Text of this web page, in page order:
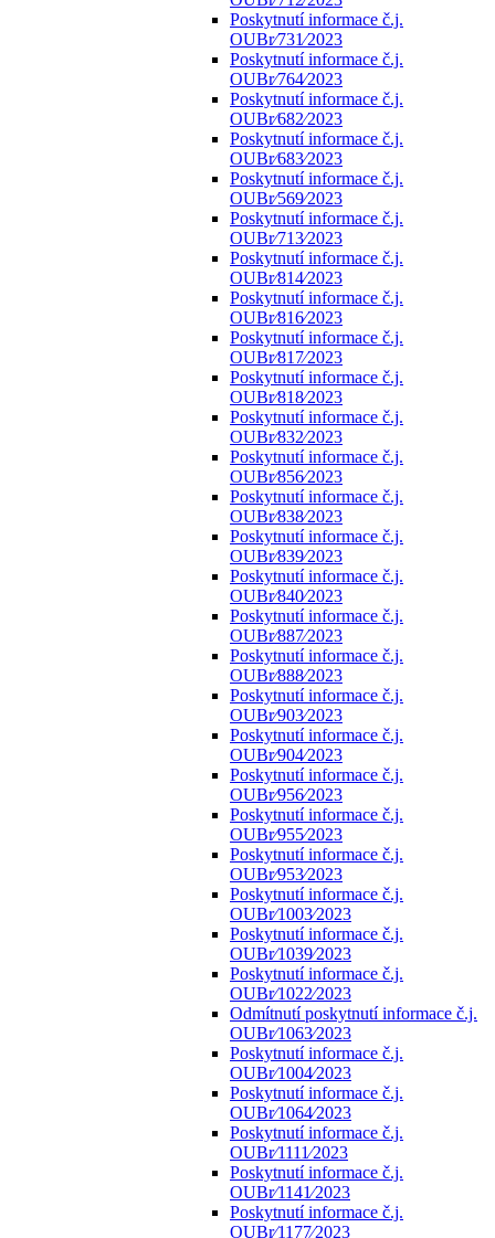
Poskytnutí informace č.j.
OUBr⁄731⁄2023
Poskytnutí informace č.j.
OUBr⁄764⁄2023
Poskytnutí informace č.j.
OUBr⁄682⁄2023
Poskytnutí informace č.j.
OUBr⁄683⁄2023
Poskytnutí informace č.j.
OUBr⁄569⁄2023
Poskytnutí informace č.j.
OUBr⁄713⁄2023
Poskytnutí informace č.j.
OUBr⁄814⁄2023
Poskytnutí informace č.j.
OUBr⁄816⁄2023
Poskytnutí informace č.j.
OUBr⁄817⁄2023
Poskytnutí informace č.j.
OUBr⁄818⁄2023
Poskytnutí informace č.j.
OUBr⁄832⁄2023
Poskytnutí informace č.j.
OUBr⁄856⁄2023
Poskytnutí informace č.j.
OUBr⁄838⁄2023
Poskytnutí informace č.j.
OUBr⁄839⁄2023
Poskytnutí informace č.j.
OUBr⁄840⁄2023
Poskytnutí informace č.j.
OUBr⁄887⁄2023
Poskytnutí informace č.j.
OUBr⁄888⁄2023
Poskytnutí informace č.j.
OUBr⁄903⁄2023
Poskytnutí informace č.j.
OUBr⁄904⁄2023
Poskytnutí informace č.j.
OUBr⁄956⁄2023
Poskytnutí informace č.j.
OUBr⁄955⁄2023
Poskytnutí informace č.j.
OUBr⁄953⁄2023
Poskytnutí informace č.j.
OUBr⁄1003⁄2023
Poskytnutí informace č.j.
OUBr⁄1039⁄2023
Poskytnutí informace č.j.
OUBr⁄1022⁄2023
Odmítnutí poskytnutí informace č.j.
OUBr⁄1063⁄2023
Poskytnutí informace č.j.
OUBr⁄1004⁄2023
Poskytnutí informace č.j.
OUBr⁄1064⁄2023
Poskytnutí informace č.j.
OUBr⁄1111⁄2023
Poskytnutí informace č.j.
OUBr⁄1141⁄2023
Poskytnutí informace č.j.
OUBr⁄1177⁄2023